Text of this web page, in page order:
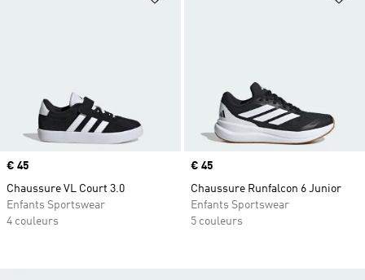
Prix
€ 45
Chaussure VL Court 3.0
Enfants Sportswear
4 couleurs
Prix
€ 45
Chaussure Runfalcon 6 Junior
Enfants Sportswear
5 couleurs